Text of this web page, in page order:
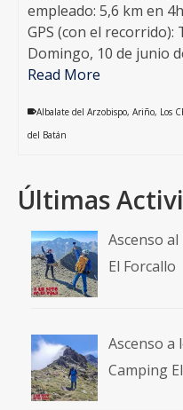
empleado: 5,6 km en
GPS (con el recorrido):
Domingo, 10 de junio
Read More
Albalate del Arzobispo, Ariño, Los
del Batán
Últimas
Ascenso
El Forcallo
Ascenso a
Camping